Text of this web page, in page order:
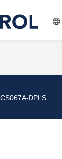
CS067A-DPLS